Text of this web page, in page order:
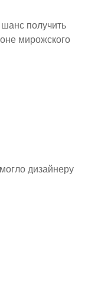
получить
мирожского
дизайнеру